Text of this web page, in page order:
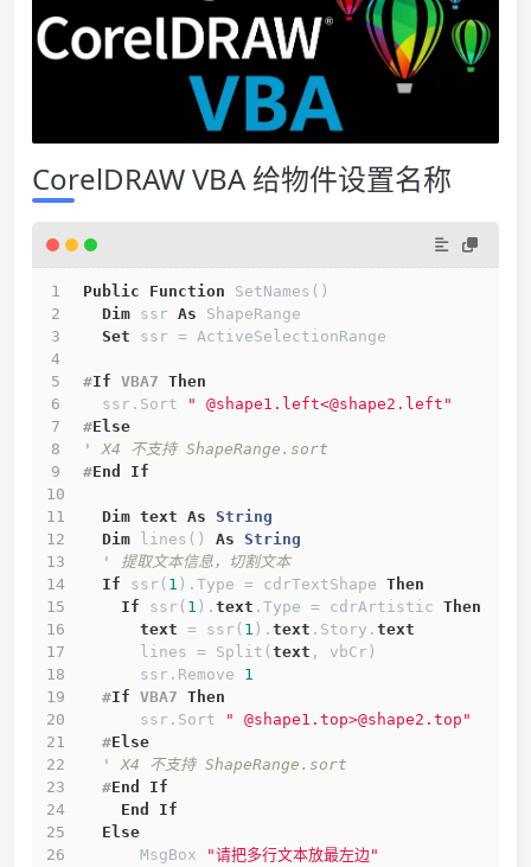
CorelDRAW VBA 给物件设置名称
Public Function SetNames()
Dim ssr As ShapeRange
Set ssr = ActiveSelectionRange
#If VBA7 Then
  ssr.Sort
" @shape1.left<@shape2.left"
#Else
' X4 不支持 ShapeRange.sort
#End If
Dim text As String
Dim lines() As String
' 提取文本信息，切割文本
If ssr( 1 ).Type = cdrTextShape Then
If ssr( 1 ). text .Type = cdrArtistic Then
text = ssr( 1 ). text .Story. text
      lines = Split(
text , vbCr)
      ssr.Remove
1
  #
If VBA7 Then
      ssr.Sort
" @shape1.top>@shape2.top"
  #
Else
' X4 不支持 ShapeRange.sort
  #
End
If
End
If
Else
      MsgBox
"请把多行文本放最左边"